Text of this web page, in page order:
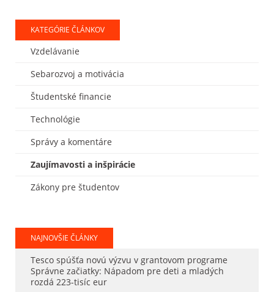
KATEGÓRIE ČLÁNKOV
Vzdelávanie
Sebarozvoj a motivácia
Študentské financie
Technológie
Správy a komentáre
Zaujímavosti a inšpirácie
Zákony pre študentov
NAJNOVŠIE ČLÁNKY
Tesco spúšťa novú výzvu v grantovom programe
Správne začiatky: Nápadom pre deti a mladých
rozdá 223-tisíc eur